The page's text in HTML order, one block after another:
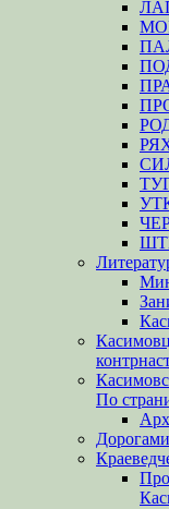
По